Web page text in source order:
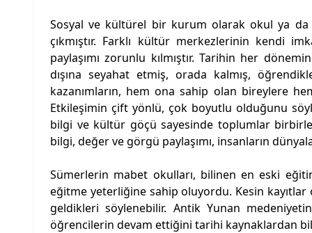
Sosyal ve kültürel bir kurum olarak okul ya da
çıkmıştır. Farklı kültür merkezlerinin kendi
paylaşımı zorunlu kılmıştır. Tarihin her
dışına seyahat etmiş, orada kalmış,
kazanımların, hem ona sahip olan bireylere
Etkileşimin çift yönlü, çok boyutlu olduğunu
bilgi ve kültür göçü sayesinde toplumlar
bilgi, değer ve görgü paylaşımı, insanların
Sümerlerin mabet okulları, bilinen en eski
eğitme yeterliğine sahip oluyordu. Kesin
geldikleri söylenebilir. Antik Yunan
öğrencilerin devam ettiğini tarihi kaynaklardan